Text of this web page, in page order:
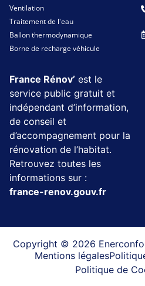
Ventilation
Traitement de l'eau
Ballon thermodynamique
Borne de recharge véhicule
France Rénov’ est le
service public gratuit et
indépendant d’information,
de conseil et
d’accompagnement pour la
rénovation de l’habitat.
Retrouvez toutes les
informations sur :
france-renov.gouv.fr
Copyright © 2026
Mentions légales
Politique de